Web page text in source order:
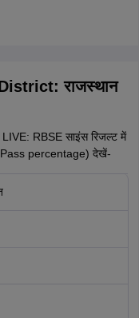
राजस्थान
RBSE साइंस रिजल्ट में
Pass percentage) देखें-